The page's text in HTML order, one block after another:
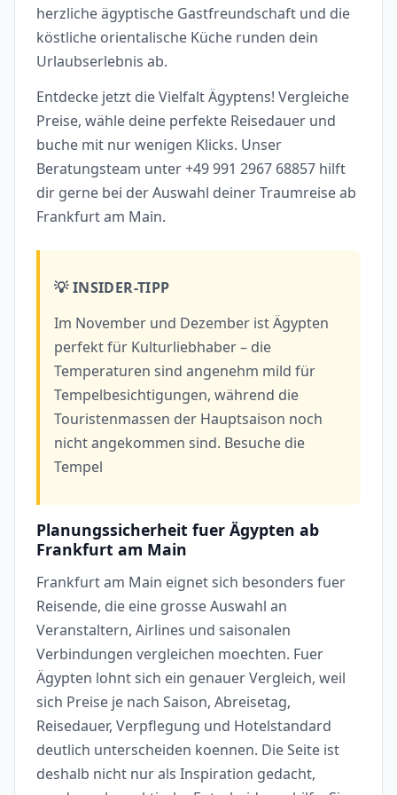
herzliche ägyptische Gastfreundschaft und die
köstliche orientalische Küche runden dein
Urlaubserlebnis ab.
Entdecke jetzt die Vielfalt Ägyptens! Vergleiche
Preise, wähle deine perfekte Reisedauer und
buche mit nur wenigen Klicks. Unser
Beratungsteam unter +49 991 2967 68857 hilft
dir gerne bei der Auswahl deiner Traumreise ab
Frankfurt am Main.
💡 INSIDER-TIPP
Im November und Dezember ist Ägypten
perfekt für Kulturliebhaber – die
Temperaturen sind angenehm mild für
Tempelbesichtigungen, während die
Touristenmassen der Hauptsaison noch
nicht angekommen sind. Besuche die
Tempel
Planungssicherheit fuer Ägypten ab
Frankfurt am Main
Frankfurt am Main eignet sich besonders fuer
Reisende, die eine grosse Auswahl an
Veranstaltern, Airlines und saisonalen
Verbindungen vergleichen moechten. Fuer
Ägypten lohnt sich ein genauer Vergleich, weil
sich Preise je nach Saison, Abreisetag,
Reisedauer, Verpflegung und Hotelstandard
deutlich unterscheiden koennen. Die Seite ist
deshalb nicht nur als Inspiration gedacht,